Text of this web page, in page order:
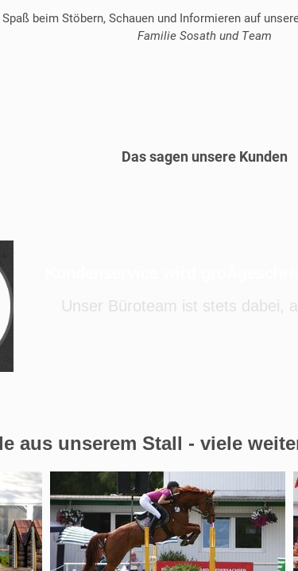
beim Stöbern, Schauen und Informieren auf
Familie Sosath und Team
Das sagen unsere Kunden
Unser Büroteam ist stets dabei,
aus unserem Stall - viele